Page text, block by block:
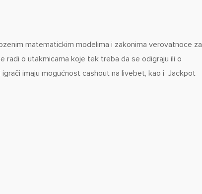
matematickim modelima i zakonima verovatnoce za
radi o utakmicama koje tek treba da se odigraju ili o
imaju mogućnost cashout na livebet, kao i Jackpot